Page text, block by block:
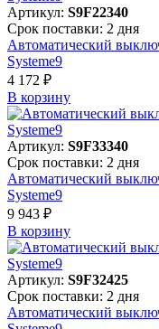
Артикул: S9F22340
Срок поставки: 2 дня
Автоматический
Systeme9
4 172 ₽
В корзинy
Артикул: S9F33340
Срок поставки: 2 дня
Автоматический
Systeme9
9 943 ₽
В корзинy
Артикул: S9F32425
Срок поставки: 2 дня
Автоматический